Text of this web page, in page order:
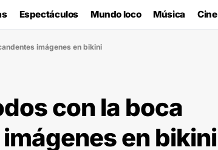
Espectáculos Mundo loco Música Cine
imágenes en bikini
con la boca
en bikini